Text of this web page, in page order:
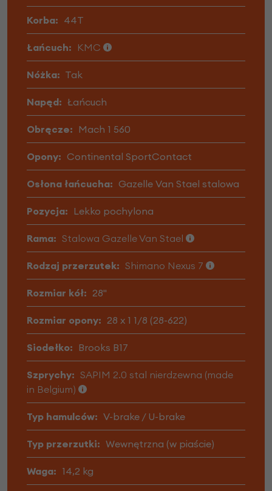
Korba: 44T
Łańcuch: KMC
Nóżka: Tak
Napęd: Łańcuch
Obręcze: Mach 1 560
Opony: Continental SportContact
Osłona łańcucha: Gazelle Van Stael stalowa
Pozycja: Lekko pochylona
Rama: Stalowa Gazelle Van Stael
Rodzaj przerzutek: Shimano Nexus 7
Rozmiar kół: 28"
Rozmiar opony: 28 x 1 1/8 (28-622)
Siodełko: Brooks B17
Szprychy: SAPIM 2.0 stal nierdzewna (made
in Belgium)
Typ hamulców: V-brake / U-brake
Typ przerzutki: Wewnętrzna (w piaście)
Waga: 14,2 kg